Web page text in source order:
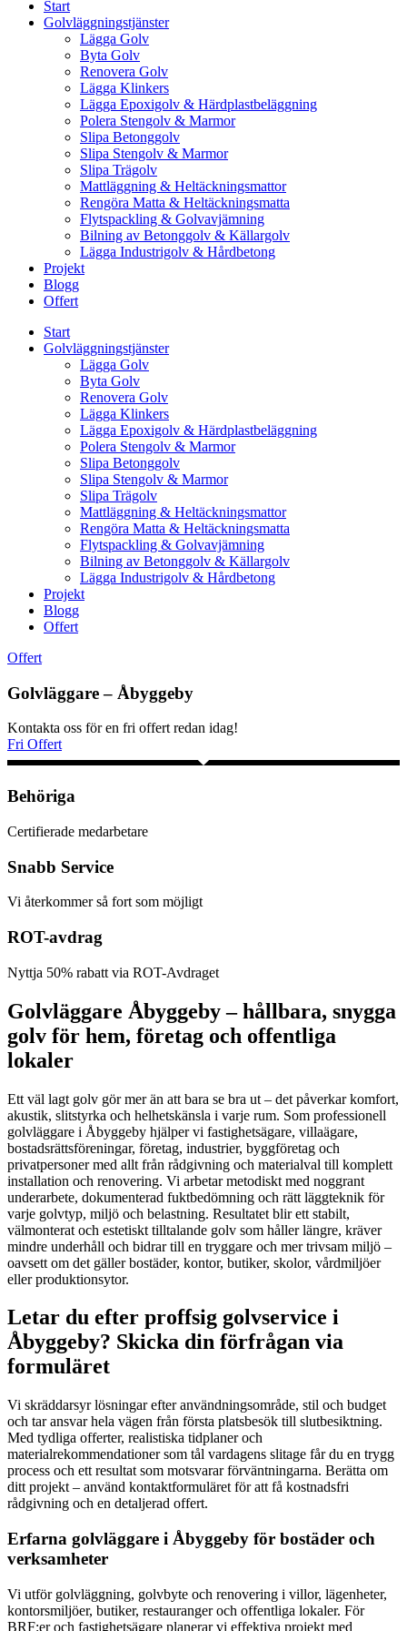
Start
Golvläggningstjänster
Lägga Golv
Byta Golv
Renovera Golv
Lägga Klinkers
Lägga Epoxigolv & Härdplastbeläggning
Polera Stengolv & Marmor
Slipa Betonggolv
Slipa Stengolv & Marmor
Slipa Trägolv
Mattläggning & Heltäckningsmattor
Rengöra Matta & Heltäckningsmatta
Flytspackling & Golvavjämning
Bilning av Betonggolv & Källargolv
Lägga Industrigolv & Hårdbetong
Projekt
Blogg
Offert
Start
Golvläggningstjänster
Lägga Golv
Byta Golv
Renovera Golv
Lägga Klinkers
Lägga Epoxigolv & Härdplastbeläggning
Polera Stengolv & Marmor
Slipa Betonggolv
Slipa Stengolv & Marmor
Slipa Trägolv
Mattläggning & Heltäckningsmattor
Rengöra Matta & Heltäckningsmatta
Flytspackling & Golvavjämning
Bilning av Betonggolv & Källargolv
Lägga Industrigolv & Hårdbetong
Projekt
Blogg
Offert
Offert
Golvläggare – Åbyggeby
Kontakta oss för en fri offert redan idag!
Fri Offert
Behöriga
Certifierade medarbetare
Snabb Service
Vi återkommer så fort som möjligt
ROT-avdrag
Nyttja 50% rabatt via ROT-Avdraget
Golvläggare Åbyggeby – hållbara, snygga
golv för hem, företag och offentliga
lokaler
Ett väl lagt golv gör mer än att bara se bra ut – det påverkar komfort,
akustik, slitstyrka och helhetskänsla i varje rum. Som professionell
golvläggare i Åbyggeby hjälper vi fastighetsägare, villaägare,
bostadsrättsföreningar, företag, industrier, byggföretag och
privatpersoner med allt från rådgivning och materialval till komplett
installation och renovering. Vi arbetar metodiskt med noggrant
underarbete, dokumenterad fuktbedömning och rätt läggteknik för
varje golvtyp, miljö och belastning. Resultatet blir ett stabilt,
välmonterat och estetiskt tilltalande golv som håller längre, kräver
mindre underhåll och bidrar till en tryggare och mer trivsam miljö –
oavsett om det gäller bostäder, kontor, butiker, skolor, vårdmiljöer
eller produktionsytor.
Letar du efter proffsig golvservice i
Åbyggeby? Skicka din förfrågan via
formuläret
Vi skräddarsyr lösningar efter användningsområde, stil och budget
och tar ansvar hela vägen från första platsbesök till slutbesiktning.
Med tydliga offerter, realistiska tidplaner och
materialrekommendationer som tål vardagens slitage får du en trygg
process och ett resultat som motsvarar förväntningarna. Berätta om
ditt projekt – använd kontaktformuläret för att få kostnadsfri
rådgivning och en detaljerad offert.
Erfarna golvläggare i Åbyggeby för bostäder och
verksamheter
Vi utför golvläggning, golvbyte och renovering i villor, lägenheter,
kontorsmiljöer, butiker, restauranger och offentliga lokaler. För
BRF:er och fastighetsägare planerar vi effektiva projekt med